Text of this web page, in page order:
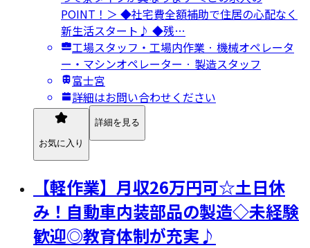
POINT！＞ ◆社宅費全額補助で住居の心配なく
新生活スタート♪ ◆残…
工場スタッフ・工場内作業 · 機械オペレータ
ー・マシンオペレーター · 製造スタッフ
富士宮
詳細はお問い合わせください
お気に入り
詳細を見る
【軽作業】月収26万円可☆土日休
み！自動車内装部品の製造◇未経験
歓迎◎教育体制が充実♪